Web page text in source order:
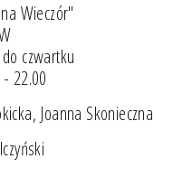
Wieczór"
czwartku
22.00
Joanna Skonieczna